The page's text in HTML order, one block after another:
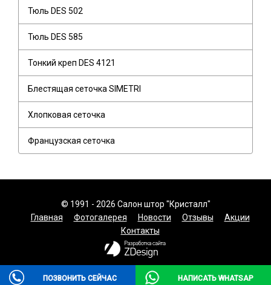
Тюль DES 502
Тюль DES 585
Тонкий креп DES 4121
Блестящая сеточка SIMETRI
Хлопковая сеточка
Французская сеточка
© 1991 - 2026 Салон штор "Кристалл"
Главная
Фотогалерея Новости Отзывы
Акции
Контакты
ПОЗВОНИТЬ СЕЙЧАС НАПИСАТЬ WHATSAP